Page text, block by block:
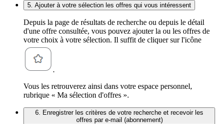
5. Ajouter à votre sélection les offres qui vous intéressent
Depuis la page de résultats de recherche ou depuis le détail
d'une offre consultée, vous pouvez ajouter la ou les offres de
votre choix à votre sélection. Il suffit de cliquer sur l'icône
.
Vous les retrouverez ainsi dans votre espace personnel,
rubrique « Ma sélection d'offres ».
6. Enregistrer les critères de votre recherche et recevoir les
offres par e-mail (abonnement)